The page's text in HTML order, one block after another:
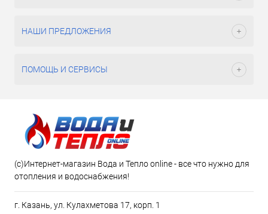
НАШИ ПРЕДЛОЖЕНИЯ
ПОМОЩЬ И СЕРВИСЫ
(c)Интернет-магазин Вода и Тепло online - все что нужно для
отопления и водоснабжения!
г. Казань, ул. Кулахметова 17, корп. 1